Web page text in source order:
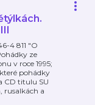
4 811 "O
ze
v roce 1995;
pohádky
CD titulu SU
rusalkách a